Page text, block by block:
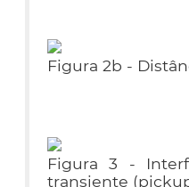
Figura 2b -
Figura 3 -
transiente